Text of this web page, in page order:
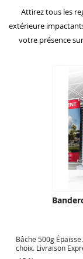
Attirez tous les
extérieure
votre présence
Bâche 500g
choix. Livraison